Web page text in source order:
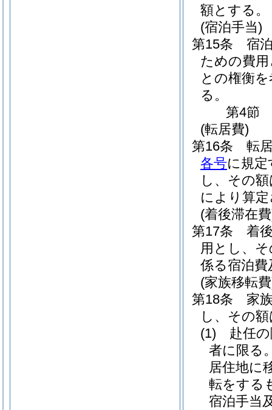
額とする。
(宿泊手当)
第15条
宿
ための費
との権衡
る。
第4節
(転居費)
第16条
転
各号に規
し、その
により算
(着後滞在
第17条
着
用とし、
係る宿泊
(家族移転
第18条
家
し、その
(1)
赴任
者に限る
居住地に
転をする
宿泊手当